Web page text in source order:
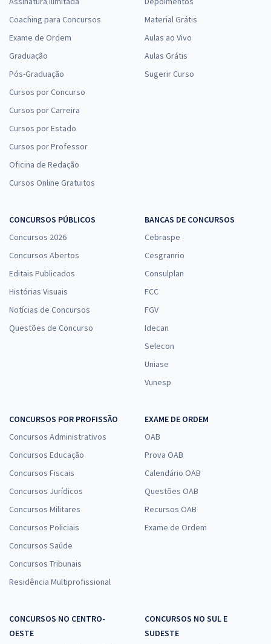
Coaching para Concursos
Exame de Ordem
Graduação
Pós-Graduação
Cursos por Concurso
Cursos por Carreira
Cursos por Estado
Cursos por Professor
Oficina de Redação
Cursos Online Gratuitos
Material Grátis
Aulas ao Vivo
Aulas Grátis
Sugerir Curso
CONCURSOS PÚBLICOS
Concursos 2026
Concursos Abertos
Editais Publicados
Histórias Visuais
Notícias de Concursos
Questões de Concurso
BANCAS DE CONCURSOS
Cebraspe
Cesgranrio
Consulplan
FCC
FGV
Idecan
Selecon
Uniase
Vunesp
CONCURSOS POR PROFISSÃO
Concursos Administrativos
Concursos Educação
Concursos Fiscais
Concursos Jurídicos
Concursos Militares
Concursos Policiais
Concursos Saúde
Concursos Tribunais
Residência Multiprofissional
EXAME DE ORDEM
OAB
Prova OAB
Calendário OAB
Questões OAB
Recursos OAB
Exame de Ordem
CONCURSOS NO CENTRO-
OESTE
CONCURSOS NO SUL E
SUDESTE